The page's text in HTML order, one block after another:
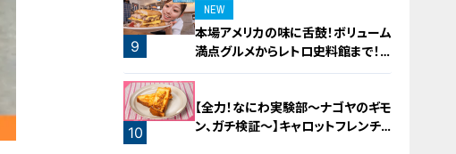
9
NEW
本場アメリカの味に舌鼓！ボリューム
満点グルメからレトロ史料館まで！
愛知・東海市の感動スポット3選
10
【全力！なにわ実験部～ナゴヤのギモ
ン、ガチ検証～】キャロットフレンチ